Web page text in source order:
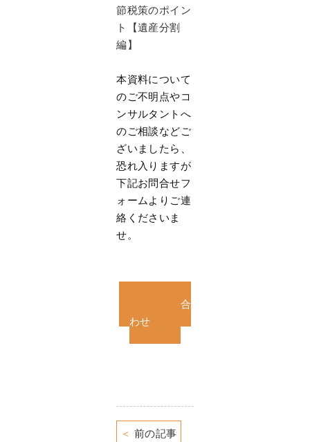
節税策のポイン
ト【遺産分割
編】
本資料について
のご不明点やコ
ンサルタントへ
のご相談などご
ざいましたら、
恐れ入りますが
下記お問合せフ
ォームよりご連
絡くださいま
せ。
お問い合
わせ
＜ 前の記事